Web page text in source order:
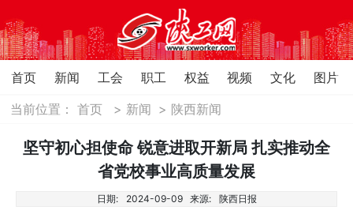
首页 新闻 工会 职工 权益 视频 文化
图片
当前位置：首页 > 新闻 > 陕西新闻
坚守初心担使命 锐意进取开新局 扎实推动全
省党校事业高质量发展
日期: 2024-09-09 来源: 陕西日报